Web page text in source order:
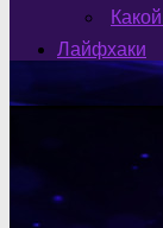
Лайфхаки